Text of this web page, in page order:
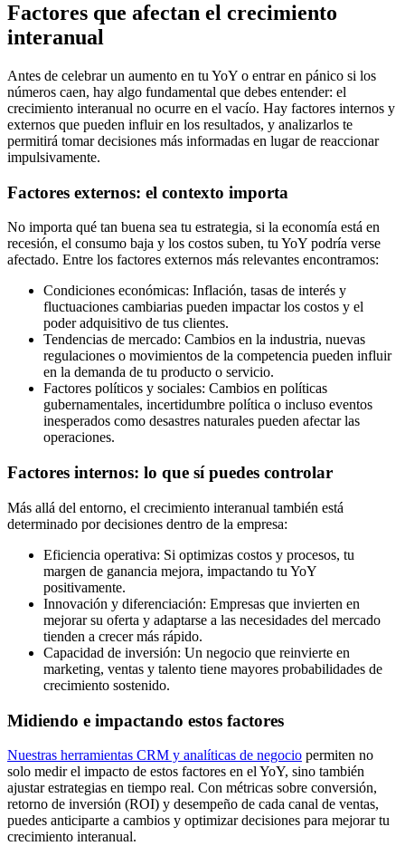
Factores que afectan el crecimiento
interanual
Antes de celebrar un aumento en tu YoY o entrar en pánico si los
números caen, hay algo fundamental que debes entender: el
crecimiento interanual no ocurre en el vacío. Hay factores internos y
externos que pueden influir en los resultados, y analizarlos te
permitirá tomar decisiones más informadas en lugar de reaccionar
impulsivamente.
Factores externos: el contexto importa
No importa qué tan buena sea tu estrategia, si la economía está en
recesión, el consumo baja y los costos suben, tu YoY podría verse
afectado. Entre los factores externos más relevantes encontramos:
Condiciones económicas: Inflación, tasas de interés y
fluctuaciones cambiarias pueden impactar los costos y el
poder adquisitivo de tus clientes.
Tendencias de mercado: Cambios en la industria, nuevas
regulaciones o movimientos de la competencia pueden influir
en la demanda de tu producto o servicio.
Factores políticos y sociales: Cambios en políticas
gubernamentales, incertidumbre política o incluso eventos
inesperados como desastres naturales pueden afectar las
operaciones.
Factores internos: lo que sí puedes controlar
Más allá del entorno, el crecimiento interanual también está
determinado por decisiones dentro de la empresa:
Eficiencia operativa: Si optimizas costos y procesos, tu
margen de ganancia mejora, impactando tu YoY
positivamente.
Innovación y diferenciación: Empresas que invierten en
mejorar su oferta y adaptarse a las necesidades del mercado
tienden a crecer más rápido.
Capacidad de inversión: Un negocio que reinvierte en
marketing, ventas y talento tiene mayores probabilidades de
crecimiento sostenido.
Midiendo e impactando estos factores
Nuestras herramientas CRM y analíticas de negocio permiten no
solo medir el impacto de estos factores en el YoY, sino también
ajustar estrategias en tiempo real. Con métricas sobre conversión,
retorno de inversión (ROI) y desempeño de cada canal de ventas,
puedes anticiparte a cambios y optimizar decisiones para mejorar tu
crecimiento interanual.